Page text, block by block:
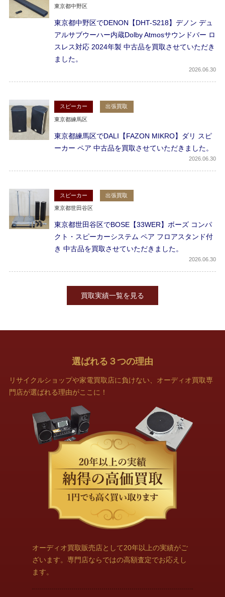
東京都中野区
東京都中野区でDENON【DHT-S218】デノン デュ
アルサブウーハー内蔵Dolby Atmosサウンドバー ロ
スレス対応 2024年製 中古品を買取させていただき
ました。
2026 06.30
スピーカー 出張買取
東京都練馬区
東京都練馬区でDALI【FAZON MIKRO】ダリ スピ
ーカー ペア 中古品を買取させていただきました。
2026 06.30
スピーカー 出張買取
東京都世田谷区
東京都世田谷区でBOSE【33WER】ボーズ コンパ
クト・スピーカーシステム ペア フロアスタンド付
き 中古品を買取させていただきました。
2026 06.30
買取実績一覧を見る
選ばれる ３つの理由
リサイクルショップや家電買取店に負けない、オーディオ買取専
門店が選ばれる理由がここに！
オーディオ買取販売店として20年以上の実績がご
ざいます。専門店ならではの高額査定でお応えし
ます。